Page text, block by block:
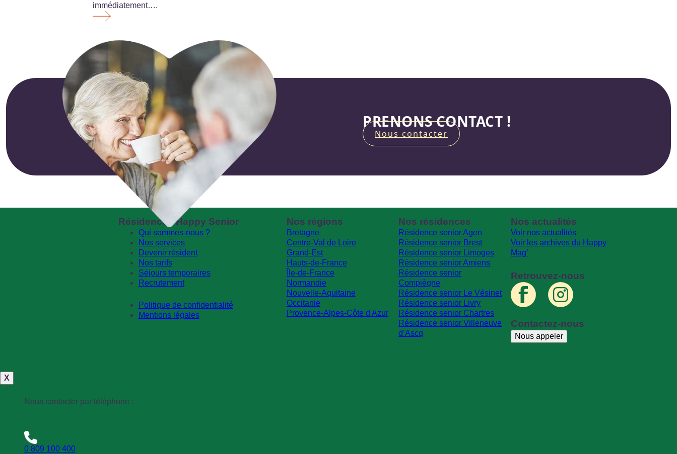
immédiatement….
PRENONS CONTACT !
Nous contacter
Résidences Happy Senior
Qui sommes-nous ?
Nos services
Devenir résident
Nos tarifs
Séjours temporaires
Recrutement
Politique de confidentialité
Mentions légales
Nos régions
Bretagne
Centre-Val de Loire
Grand-Est
Hauts-de-France
Île-de-France
Normandie
Nouvelle-Aquitaine
Occitanie
Provence-Alpes-Côte d'Azur
Nos résidences
Résidence senior Agen
Résidence senior Brest
Résidence senior Limoges
Résidence senior Amiens
Résidence senior
Compiègne
Résidence senior Le Vésinet
Résidence senior Livry
Résidence senior Chartres
Résidence senior Villeneuve
d’Ascq
Nos actualités
Voir nos actualités
Voir les archives du Happy
Mag’
Retrouvez-nous
Contactez-nous
Nous appeler
X
Nous contacter par téléphone :
0 809 100 400